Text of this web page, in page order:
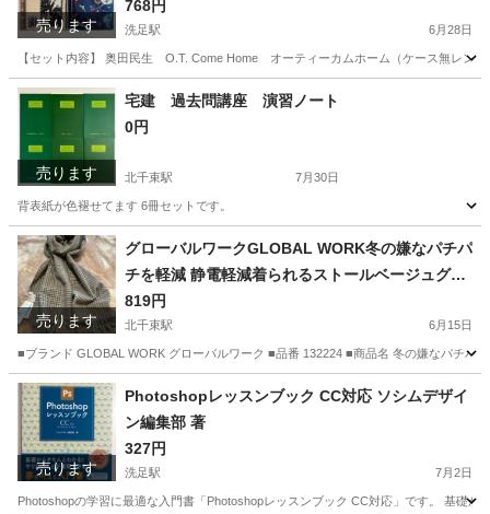
売ります
768円
洗足駅 6月28日
【セット内容】 奥田民生 O.T. Come Home オーティーカムホーム（ケース無レ
東京 大田区 洗足駅 CD ユニコーン
売ります
宅建 過去問講座 演習ノート
0円
北千束駅 7月30日
背表紙が色褪せてます 6冊セットです。
東京 大田区 北千束駅 就職、資格
売ります
グローバルワークGLOBAL WORK冬の嫌なパチパ
チを軽減 静電軽減着られるストールベージュグレ
ンチェック55マフラースカーフショールポンチョ
膝掛けひざ掛けブラウン茶色ベージュチェック長
さ約188センチ幅約67センチフリンジ約10センチ
レディース女性用婦人
819円
北千束駅 6月15日
■ブランド GLOBAL WORK グローバルワーク ■品番 132224 ■商品名 冬の嫌なパチパ
東京 大田区 グローバルワーク
売ります
Photoshopレッスンブック CC対応 ソシムデザイ
ン編集部 著
327円
洗足駅 7月2日
Photoshopの学習に最適な入門書「Photoshopレッスンブック CC対応」です。 基礎